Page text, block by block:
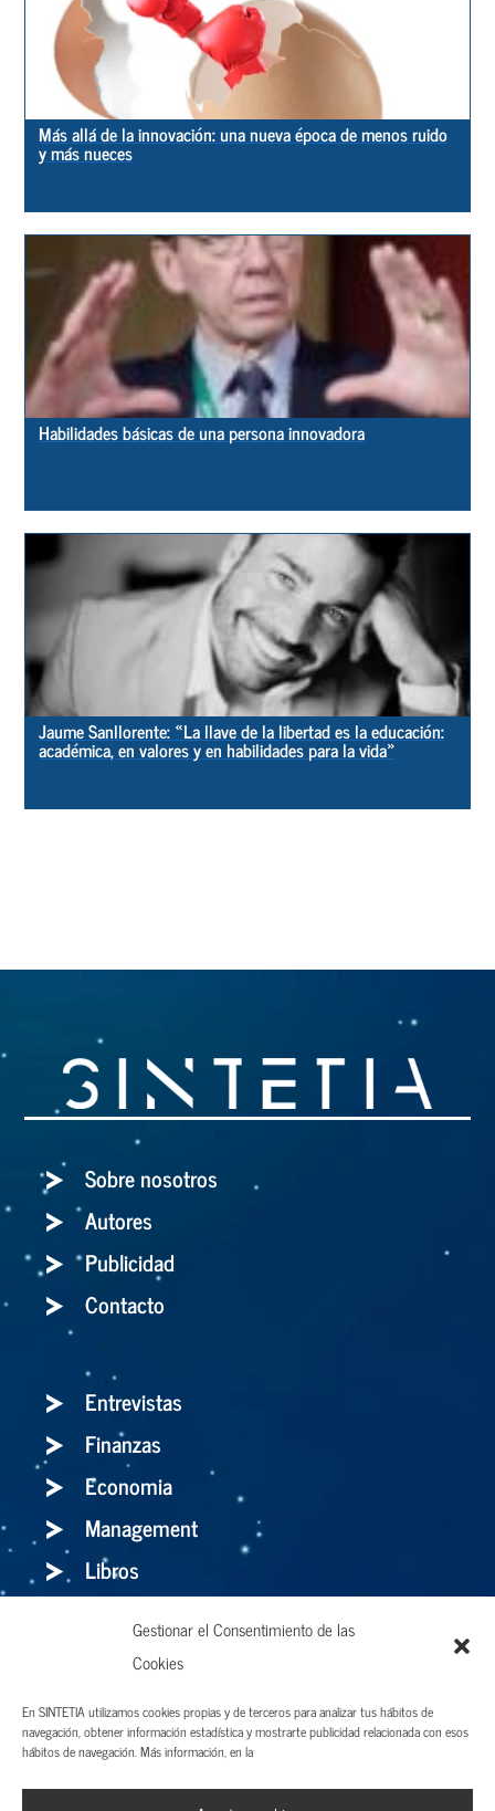
Gestionar el Consentimiento de las
Cookies
En SINTETIA utilizamos cookies propias y de terceros para analizar tus hábitos de
navegación, obtener información estadística y mostrarte publicidad relacionada con esos
hábitos de navegación. Más información, en la
Más allá de la innovación: una nueva época de menos ruido
y más nueces
Habilidades básicas de una persona innovadora
Jaume Sanllorente: «La llave de la libertad es la educación:
académica, en valores y en habilidades para la vida»
Sobre nosotros
Autores
Publicidad
Contacto
Entrevistas
Finanzas
Economia
Management
Libros
Holaluz: para bien o para mal, el storytelling
Aviso legal y Términos de uso